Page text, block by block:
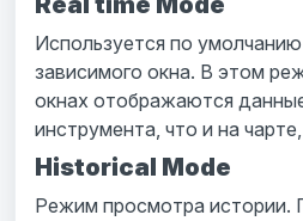
Используется по
зависимого окна. В этом
окнах отображаются
инструмента, что и на
Historical Mode
Режим просмотра истории.